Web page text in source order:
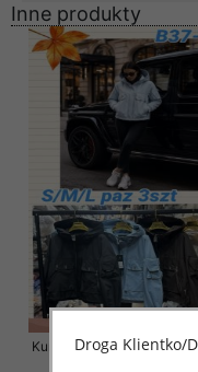
Inne produkty
Kurtki damskie cienki Roz
Droga Klientko/